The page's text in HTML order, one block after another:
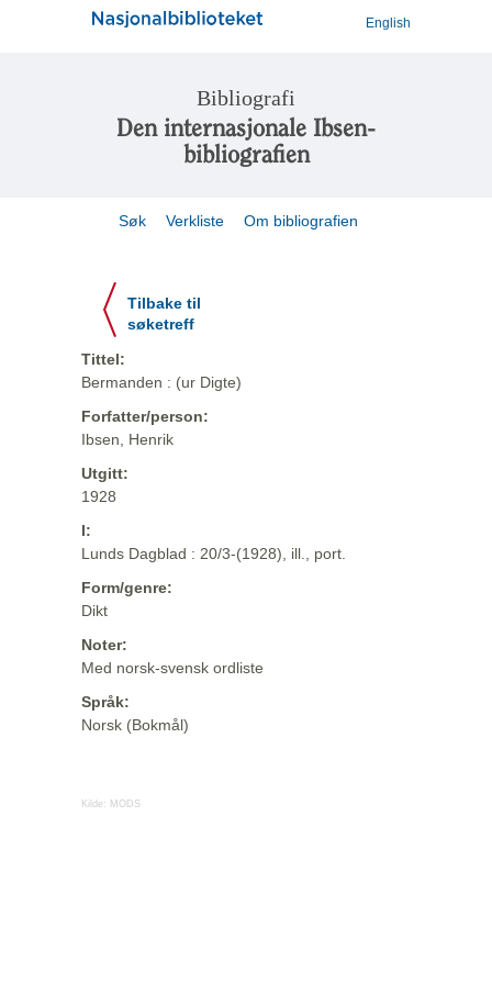
English
Bibliografi
Den internasjonale Ibsen-
bibliografien
Søk Verkliste Om bibliografien
Tilbake til
søketreff
Tittel:
Bermanden : (ur Digte)
Forfatter/person:
Ibsen, Henrik
Utgitt:
1928
I:
Lunds Dagblad : 20/3-(1928), ill., port.
Form/genre:
Dikt
Noter:
Med norsk-svensk ordliste
Språk:
Norsk (Bokmål)
Kilde: MODS